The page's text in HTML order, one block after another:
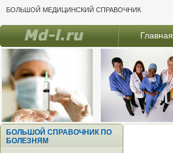
БОЛЬШОЙ МЕДИЦИНСКИЙ СПРАВОЧНИК
Главная
БОЛЬШОЙ СПРАВОЧНИК ПО
БОЛЕЗНЯМ